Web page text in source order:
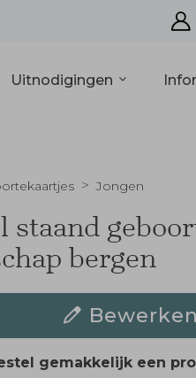
Uitnodigingen
Jongen
staand
bergen
Bewerken
gemakkelijk een